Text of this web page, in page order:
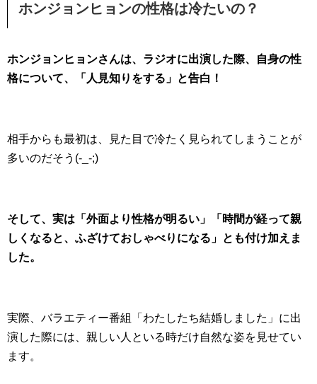
ホンジョンヒョンの性格は冷たいの？
ホンジョンヒョンさんは、ラジオに出演した際、自身の性
格について、「人見知りをする」と告白！
相手からも最初は、見た目で冷たく見られてしまうことが
多いのだそう(-_-;)
そして、実は「外面より性格が明るい」「時間が経って親
しくなると、ふざけておしゃべりになる」とも付け加えま
した。
実際、バラエティー番組「わたしたち結婚しました」に出
演した際には、親しい人といる時だけ自然な姿を見せてい
ます。